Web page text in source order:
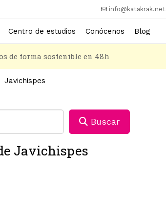
info@katakrak.net
Centro de estudios Conócenos Blog
de forma sostenible en 48h
Javichispes
Buscar
Javichispes